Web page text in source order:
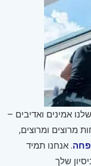
אמינים ואדיבים –
מרוצים ומרוצים,
. אנחנו תמיד
שלך